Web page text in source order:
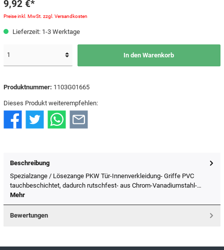
9,92 €*
Preise inkl. MwSt. zzgl. Versandkosten
Lieferzeit: 1-3 Werktage
In den Warenkorb
Produktnummer: 1103G01665
Dieses Produkt weiterempfehlen:
Beschreibung
Spezialzange / Lösezange PKW Tür-Innenverkleidung- Griffe PVC
tauchbeschichtet, dadurch rutschfest- aus Chrom-Vanadiumstahl-…
Mehr
Bewertungen